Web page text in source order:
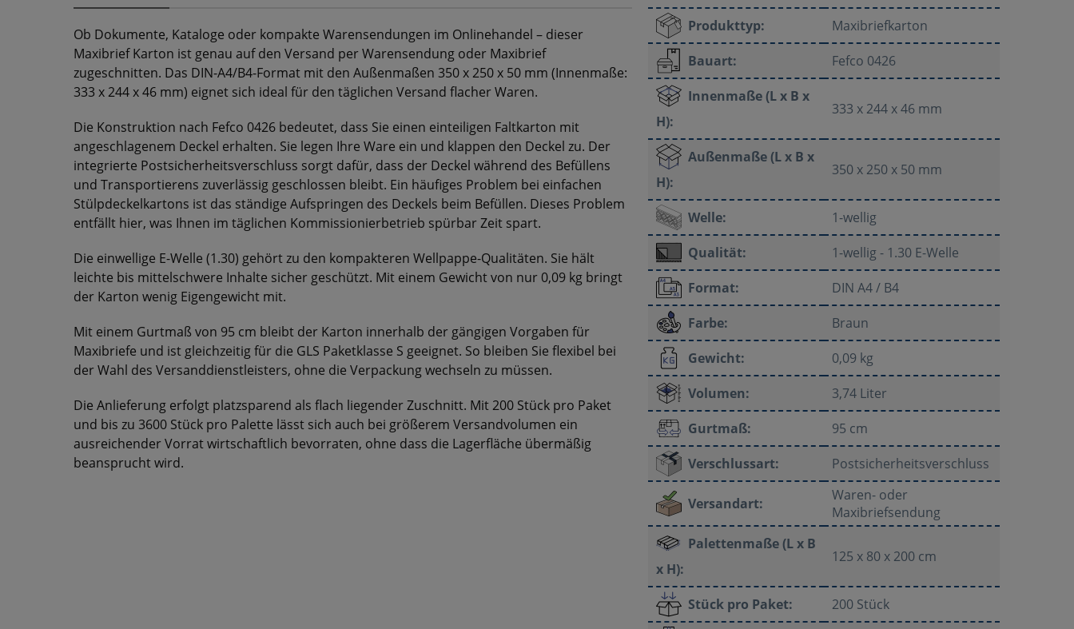
Ob Dokumente, Kataloge oder kompakte Warensendungen im Onlinehandel – dieser
Maxibrief Karton ist genau auf den Versand per Warensendung oder Maxibrief
zugeschnitten. Das DIN-A4/B4-Format mit den Außenmaßen 350 x 250 x 50 mm (Innenmaße:
333 x 244 x 46 mm) eignet sich ideal für den täglichen Versand flacher Waren.
Die Konstruktion nach Fefco 0426 bedeutet, dass Sie einen einteiligen Faltkarton mit
angeschlagenem Deckel erhalten. Sie legen Ihre Ware ein und klappen den Deckel zu. Der
integrierte Postsicherheitsverschluss sorgt dafür, dass der Deckel während des Befüllens
und Transportierens zuverlässig geschlossen bleibt. Ein häufiges Problem bei einfachen
Stülpdeckelkartons ist das ständige Aufspringen des Deckels beim Befüllen. Dieses Problem
entfällt hier, was Ihnen im täglichen Kommissionierbetrieb spürbar Zeit spart.
Die einwellige E-Welle (1.30) gehört zu den kompakteren Wellpappe-Qualitäten. Sie hält
leichte bis mittelschwere Inhalte sicher geschützt. Mit einem Gewicht von nur 0,09 kg bringt
der Karton wenig Eigengewicht mit.
Mit einem Gurtmaß von 95 cm bleibt der Karton innerhalb der gängigen Vorgaben für
Maxibriefe und ist gleichzeitig für die GLS Paketklasse S geeignet. So bleiben Sie flexibel bei
der Wahl des Versanddienstleisters, ohne die Verpackung wechseln zu müssen.
Die Anlieferung erfolgt platzsparend als flach liegender Zuschnitt. Mit 200 Stück pro Paket
und bis zu 3600 Stück pro Palette lässt sich auch bei größerem Versandvolumen ein
ausreichender Vorrat wirtschaftlich bevorraten, ohne dass die Lagerfläche übermäßig
beansprucht wird.
Produkttyp:
Maxibriefkarton
Bauart:
Fefco 0426
Innenmaße (L x B x
H):
333 x 244 x 46 mm
Außenmaße (L x B x
H):
350 x 250 x 50 mm
Welle:
1-wellig
Qualität:
1-wellig - 1.30 E-Welle
Format:
DIN A4 / B4
Farbe:
Braun
Gewicht:
0,09 kg
Volumen:
3,74 Liter
Gurtmaß:
95 cm
Verschlussart:
Postsicherheitsverschluss
Versandart:
Waren- oder
Maxibriefsendung
Palettenmaße (L x B
x H):
125 x 80 x 200 cm
Stück pro Paket:
200 Stück